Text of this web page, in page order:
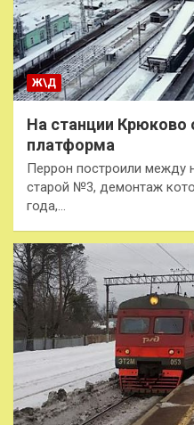
Ж\Д
На станции Крюково
платформа
Перрон построили между
старой №3, демонтаж
года,…